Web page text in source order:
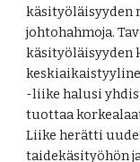
käsityöläisyyden
johtohahmoja.
käsityöläisyyden
-liike halusi
tuottaa
Liike herätti
taidekäsityöhön